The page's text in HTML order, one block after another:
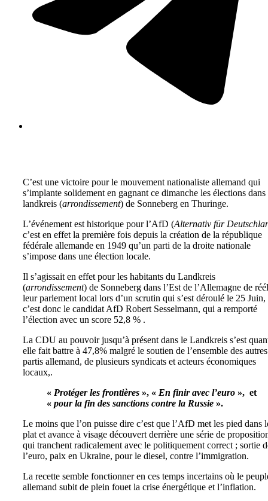
C’est une victoire pour le mouvement nationaliste allemand qui
s’implante solidement en gagnant ce dimanche les élections dans
landkreis (arrondissement) de Sonneberg en Thuringe.
L’événement est historique pour l’AfD (Alternativ für
c’est en effet la première fois depuis la création de la république
fédérale allemande en 1949 qu’un parti de la droite nationale
s’impose dans une élection locale.
Il s’agissait en effet pour les habitants du Landkreis
(arrondissement) de Sonneberg dans l’Est de l’Allemagne de
leur parlement local lors d’un scrutin qui s’est déroulé le 25 Juin,
c’est donc le candidat AfD Robert Sesselmann, qui a remporté
l’élection avec un score 52,8 % .
La CDU au pouvoir jusqu’à présent dans le Landkreis s’est
elle fait battre à 47,8% malgré le soutien de l’ensemble des autres
partis allemand, de plusieurs syndicats et acteurs économiques
locaux,.
« Protéger les frontières », « En finir avec l’euro », et
« pour la fin des sanctions contre la Russie ».
Le moins que l’on puisse dire c’est que l’AfD met les pied dans
plat et avance à visage découvert derrière une série de
qui tranchent radicalement avec le politiquement correct ; sortie
l’euro, paix en Ukraine, pour le diesel, contre l’immigration.
La recette semble fonctionner en ces temps incertains où le
allemand subit de plein fouet la crise énergétique et l’inflation.